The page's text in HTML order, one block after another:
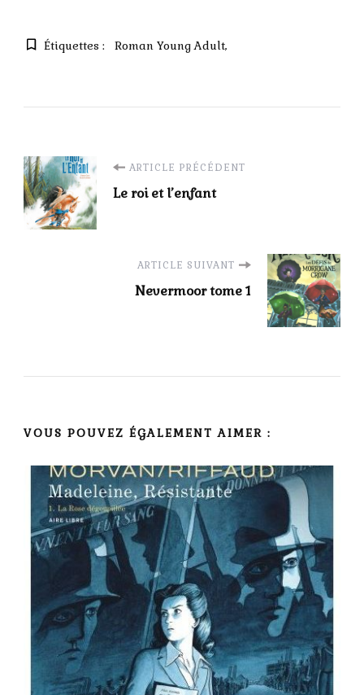
Étiquettes : Roman Young Adult
Navigation
d'article
ARTICLE PRÉCÉDENT
Le roi et l’enfant
ARTICLE SUIVANT
Nevermoor tome 1
VOUS POUVEZ ÉGALEMENT AIMER :